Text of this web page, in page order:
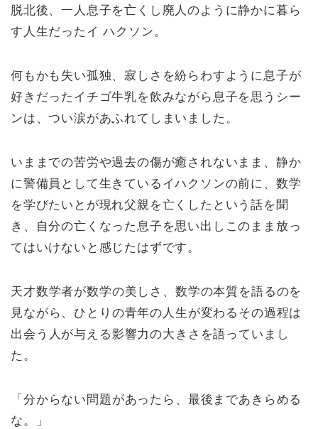
脱北後、一人息子を亡くし廃人のように静かに暮ら
す人生だったイ ハクソン。
何もかも失い孤独、寂しさを紛らわすように息子が
好きだったイチゴ牛乳を飲みながら息子を思うシー
ンは、つい涙があふれてしまいました。
いままでの苦労や過去の傷が癒されないまま、静か
に警備員として生きているイハクソンの前に、数学
を学びたいとが現れ父親を亡くしたという話を聞
き、自分の亡くなった息子を思い出しこのまま放っ
てはいけないと感じたはずです。
天才数学者が数学の美しさ、数学の本質を語るのを
見ながら、ひとりの青年の人生が変わるその過程は
出会う人が与える影響力の大きさを語っていまし
た。
「分からない問題があったら、最後まであきらめる
な。」